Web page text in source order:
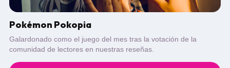
Pokémon Pokopia
Galardonado como el juego del mes tras la votación de la
comunidad de lectores en nuestras reseñas.